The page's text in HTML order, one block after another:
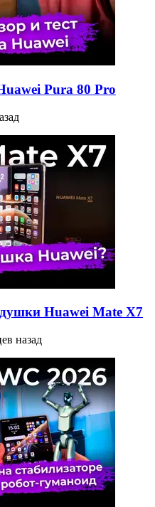
Pura 80 Pro
Huawei Mate X7
назад